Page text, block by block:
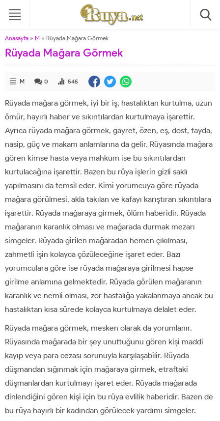
Anasayfa » M » Rüyada Mağara Görmek
Rüyada Mağara Görmek
M 0 545
Rüyada mağara görmek, iyi bir iş, hastalıktan kurtulma, uzun
ömür, hayırlı haber ve sıkıntılardan kurtulmaya işarettir.
Ayrıca rüyada mağara görmek, gayret, özen, eş, dost, fayda,
nasip, güç ve makam anlamlarına da gelir. Rüyasında mağara
gören kimse hasta veya mahkum ise bu sıkıntılardan
kurtulacağına işarettir. Bazen bu rüya işlerin gizli saklı
yapılmasını da temsil eder. Kimi yorumcuya göre rüyada
mağara görülmesi, akla takılan ve kafayı karıştıran sıkıntılara
işarettir. Rüyada mağaraya girmek, ölüm haberidir. Rüyada
mağaranın karanlık olması ve mağarada durmak mezarı
simgeler. Rüyada girilen mağaradan hemen çıkılması,
zahmetli işin kolayca çözüleceğine işaret eder. Bazı
yorumculara göre ise rüyada mağaraya girilmesi hapse
girilme anlamına gelmektedir. Rüyada görülen mağaranın
karanlık ve nemli olması, zor hastalığa yakalanmaya ancak bu
hastalıktan kısa sürede kolayca kurtulmaya delalet eder.
Rüyada mağara görmek, mesken olarak da yorumlanır.
Rüyasında mağarada bir şey unuttuğunu gören kişi maddi
kayıp veya para cezası sorunuyla karşılaşabilir. Rüyada
düşmandan sığınmak için mağaraya girmek, etraftaki
düşmanlardan kurtulmayı işaret eder. Rüyada mağarada
dinlendiğini gören kişi için bu rüya evlilik haberidir. Bazen de
bu rüya hayırlı bir kadından görülecek yardımı simgeler.